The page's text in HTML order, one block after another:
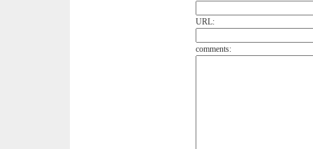
URL:
comments: